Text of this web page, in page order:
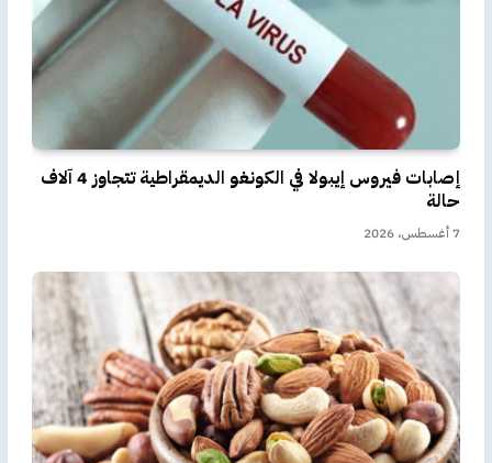
إصابات فيروس إيبولا في الكونغو الديمقراطية تتجاوز 4 آلاف
حالة
7 أغسطس، 2026